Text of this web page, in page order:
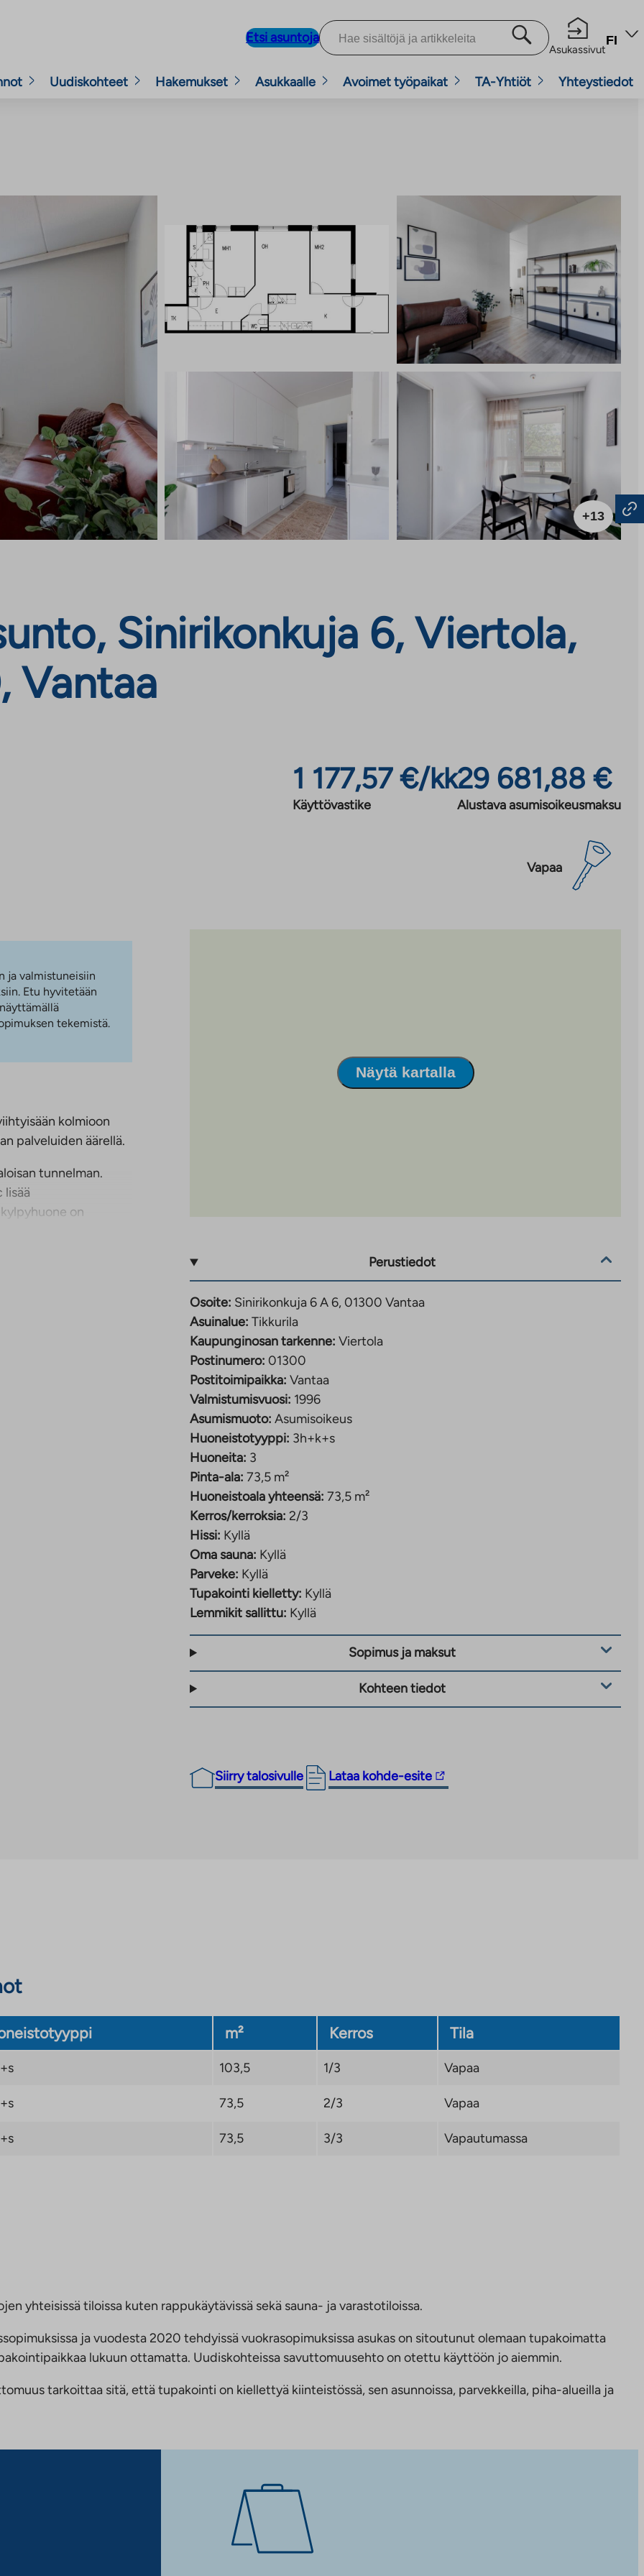
Etsi asuntoja
Asukassivut
FI
Uudiskohteet Hakemukset Asukkaalle Avoimet työpaikat TA-Yhtiöt Yhteystiedot
+13
Sinirikonkuja 6, Viertola,
Vantaa
1 177,57 €/kk
Käyttövastike
29 681,88 €
Alustava asumisoikeusmaksu
Vapaa
ja valmistuneisiin
Etu hyvitetään
tekemistä.
kolmioon
palveluiden äärellä.
tunnelman.
lisää
on
työ- tai
Kaikkiaan
Sinirikonkuja 6
Lähimmät
päässä.
Näytä kartalla
Perustiedot
Osoite: Sinirikonkuja 6 A 6, 01300 Vantaa
Asuinalue: Tikkurila
Kaupunginosan tarkenne: Viertola
Postinumero: 01300
Postitoimipaikka: Vantaa
Valmistumisvuosi: 1996
Asumismuoto: Asumisoikeus
Huoneistotyyppi: 3h+k+s
Huoneita: 3
Pinta-ala: 73,5 m²
Huoneistoala yhteensä: 73,5 m²
Kerros/kerroksia: 2/3
Hissi: Kyllä
Oma sauna: Kyllä
Parveke: Kyllä
Tupakointi kielletty: Kyllä
Lemmikit sallittu: Kyllä
Sopimus ja maksut
Kohteen tiedot
Siirry talosivulle Lataa kohde-esite
Linkki
vie
m² Kerros Tila
103,5 1/3 Vapaa
73,5 2/3 Vapaa
73,5 3/3 Vapautumassa
yhteisissä tiloissa kuten rappukäytävissä sekä sauna- ja varastotiloissa.
ja vuodesta 2020 tehdyissä vuokrasopimuksissa asukas on sitoutunut olemaan tupakoimatta
lukuun ottamatta. Uudiskohteissa savuttomuusehto on otettu käyttöön jo aiemmin.
tarkoittaa sitä, että tupakointi on kiellettyä kiinteistössä, sen asunnoissa, parvekkeilla, piha-alueilla ja